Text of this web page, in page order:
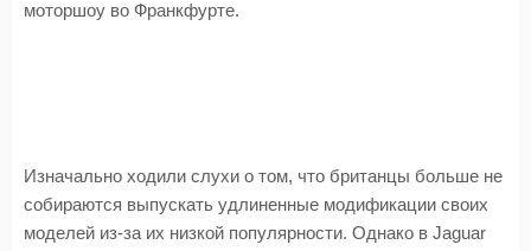
моторшоу во Франкфурте.
Изначально ходили слухи о том, что британцы больше не
собираются выпускать удлиненные модификации своих
моделей из-за их низкой популярности. Однако в Jaguar